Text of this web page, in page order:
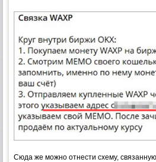
Сюда же можно отнести схему,